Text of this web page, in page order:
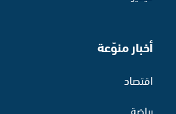
أخبار منوّعة
اقتصاد